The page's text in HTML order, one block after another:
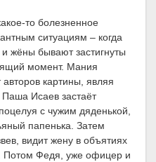
то болезненное
ситуациям – когда
жёны бывают застигнуты
момент. Мания
картины, являя
Исаев застаёт
с чужим дяденькой,
папенька. Затем
видит жену в объятиях
Потом Федя, уже офицер и